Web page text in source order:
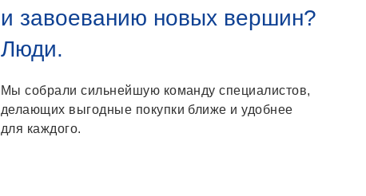
и завоеванию новых вершин?
Люди.
Мы собрали сильнейшую команду специалистов,
делающих выгодные покупки ближе и удобнее
для каждого.